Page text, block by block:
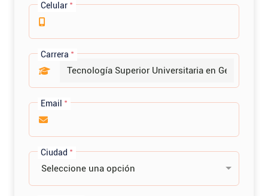
Celular *
Carrera *
Email *
Ciudad *
Seleccione una opción